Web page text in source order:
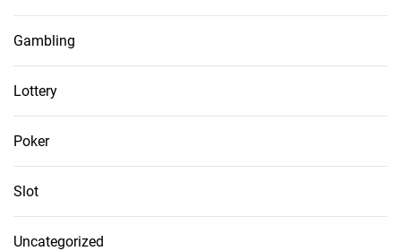
Gambling
Lottery
Poker
Slot
Uncategorized